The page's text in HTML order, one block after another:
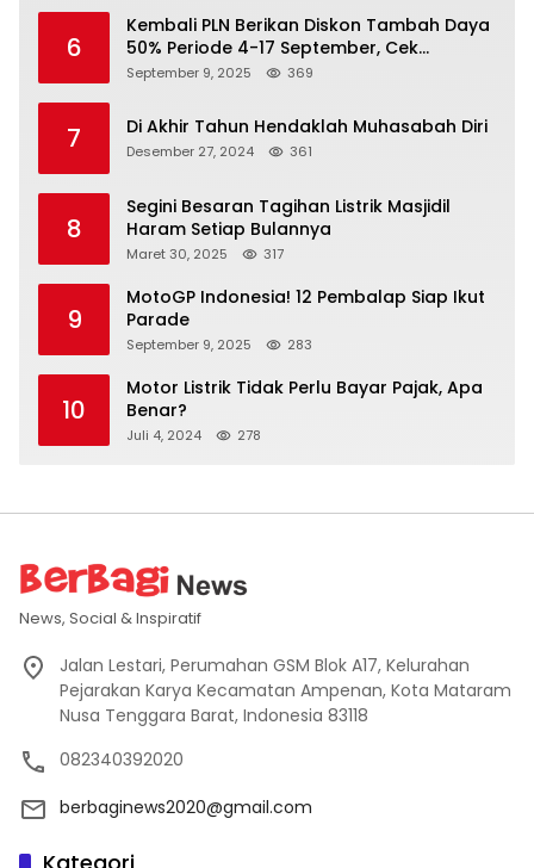
6
Kembali PLN Berikan Diskon Tambah Daya
50% Periode 4-17 September, Cek
Ketentuannya!
September 9, 2025 369
7 Di Akhir Tahun Hendaklah Muhasabah Diri
Desember 27, 2024 361
8
Segini Besaran Tagihan Listrik Masjidil
Haram Setiap Bulannya
Maret 30, 2025 317
9
MotoGP Indonesia! 12 Pembalap Siap Ikut
Parade
September 9, 2025 283
10
Motor Listrik Tidak Perlu Bayar Pajak, Apa
Benar?
Juli 4, 2024 278
News, Social & Inspiratif
Jalan Lestari, Perumahan GSM Blok A17, Kelurahan
Pejarakan Karya Kecamatan Ampenan, Kota Mataram
Nusa Tenggara Barat, Indonesia 83118
082340392020
berbaginews2020@gmail.com